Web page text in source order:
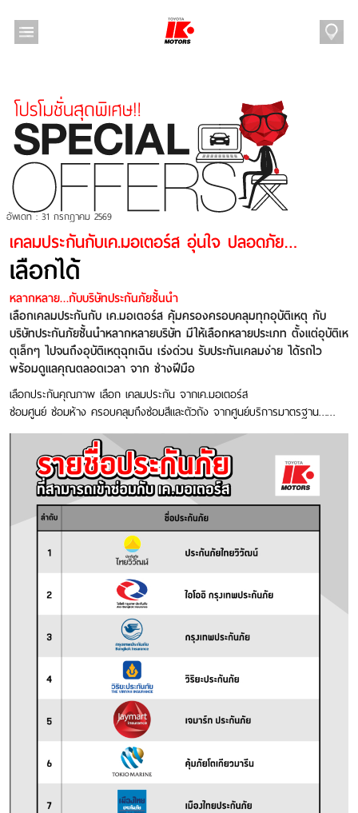
content
อัพเดท : 31 กรกฎาคม 2569
เคลมประกันกับเค.มอเตอร์ส อุ่นใจ ปลอดภัย…
เลือกได้
หลากหลาย…กับบริษัทประกันภัยชั้นนำ
เลือกเคลมประกันกับ เค.มอเตอร์ส คุ้มครองครอบคลุมทุกอุบัติเหตุ กับ
บริษัทประกันภัยชั้นนำหลากหลายบริษัท มีให้เลือกหลายประเภท ตั้งแต่อุบัติเห
ตุเล็กๆ ไปจนถึงอุบัติเหตุฉุกเฉิน เร่งด่วน รับประกันเคลมง่าย ได้รถไว
พร้อมดูแลคุณตลอดเวลา จาก ช่างฝีมือ
เลือกประกันคุณภาพ เลือก เคลมประกัน จากเค.มอเตอร์ส
ซ่อมศูนย์ ซ่อมห้าง ครอบคลุมถึงซ่อมสีและตัวถัง จากศูนย์บริการมาตรฐาน……